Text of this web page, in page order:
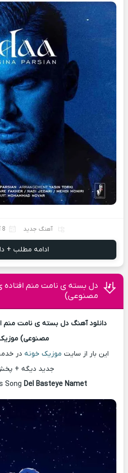
آهنگ جدید 8 آگوست 2026
ادامه مطلب +
دل بسته ی نامت منم
مصنوعی)
دانلود آهنگ دل بسته ی نامت
مصنوعی)
این بار از سایت موزیک خونه در
جدید دیگه +
Song Del Basteye Namet